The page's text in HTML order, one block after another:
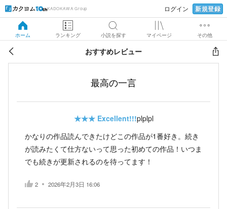
KADOKAWA Group ログイン 新規登録
ホーム ランキング 小説を探す マイページ その他
おすすめレビュー
最高の一言
★★★ Excellent!!!plplpl
かなりの作品読んできたけどこの作品が1番好き。続き
が読みたくて仕方ないって思った初めての作品！いつま
でも続きが更新されるのを待ってます！
2 2026年2月3日 16:06